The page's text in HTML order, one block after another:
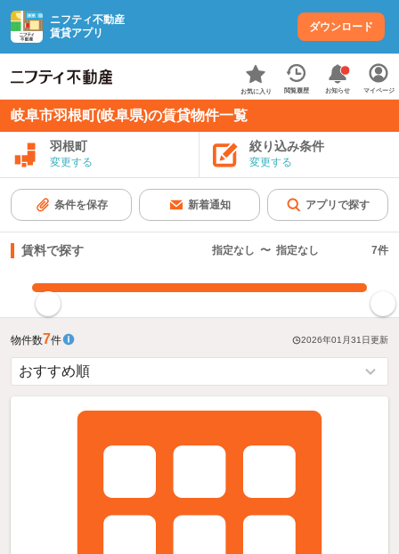
ニフティ不動産
賃貸アプリ
ダウンロード
お気に入り 閲覧履歴 お知らせ マイページ
岐阜市羽根町(岐阜県)の賃貸物件一覧
羽根町
変更する
絞り込み条件
変更する
条件を保存 新着通知 アプリで探す
賃料で探す 指定なし 〜 指定なし 7件
物件数7件 2026年01月31日更新